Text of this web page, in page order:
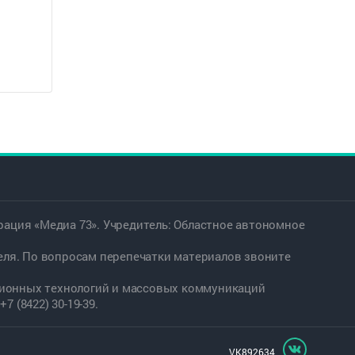
«Медиа 73». Учредитель: Областное автономное
По вопросам перепечатки материалов звоните
технологий и массовых коммуникаций
(8422) 30-19-39.
VK892634